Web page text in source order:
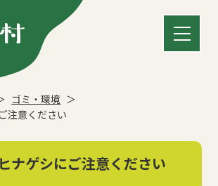
ゴミ・環境
注意ください
ナゲシにご注意ください